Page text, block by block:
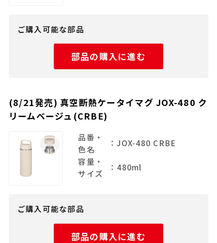
ご購入可能な部品
部品の購入に進む
(8/21発売) 真空断熱ケータイマグ JOX-480 ク
リームベージュ(CRBE)
品番・
色名
：JOX-480 CRBE
容量・
サイズ
：480ml
ご購入可能な部品
部品の購入に進む